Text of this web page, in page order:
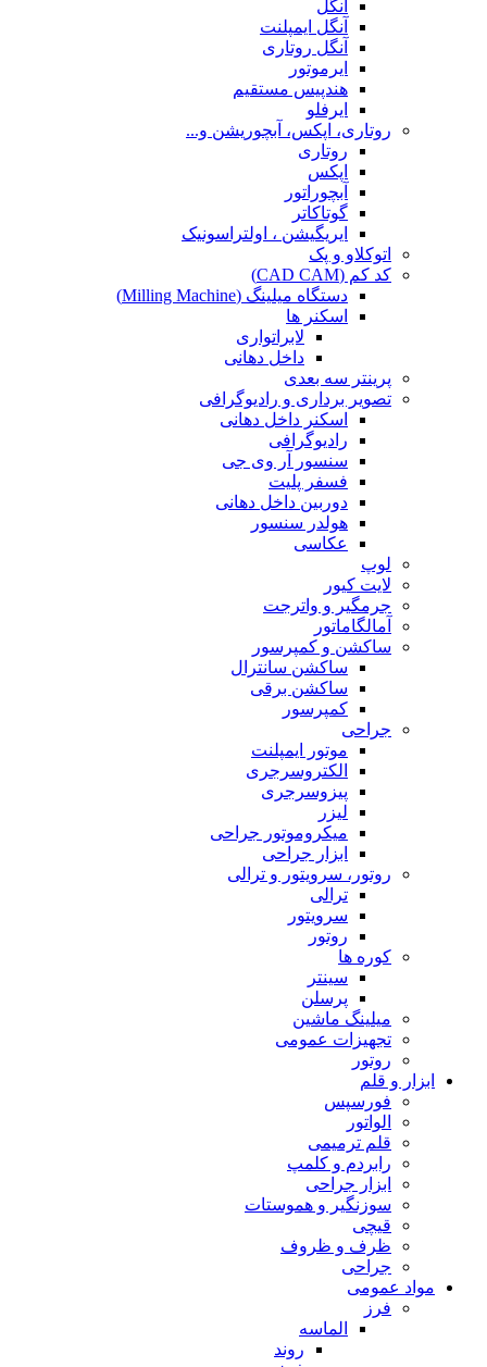
آنگل
آنگل ایمپلنت
آنگل روتاری
ایرموتور
هندپیس مستقیم
ایرفلو
روتاری، اپکس، آبچوریشن و...
روتاری
اپکس
آبچوراتور
گوتاکاتر
ایریگیشن ، اولتراسونیک
اتوکلاو و پک
کد کم (CAD CAM)
دستگاه میلینگ (Milling Machine)
اسکنر ها
لابراتواری
داخل دهانی
پرینتر سه بعدی
تصویر برداری و رادیوگرافی
اسکنر داخل دهانی
رادیوگرافی
سنسور آر وی جی
فسفر پلیت
دوربین داخل دهانی
هولدر سنسور
عکاسی
لوپ
لایت کیور
جرمگیر و واترجت
آمالگاماتور
ساکشن و کمپرسور
ساکشن سانترال
ساکشن برقی
کمپرسور
جراحی
موتور ایمپلنت
الکتروسرجری
پیزوسرجری
لیزر
میکروموتور جراحی
ابزار جراحی
روتور، سرویتور و ترالی
ترالی
سرویتور
روتور
کوره ها
سینتر
پرسلن
میلینگ ماشین
تجهیزات عمومی
روتور
ابزار و قلم
فورسپس
الواتور
قلم ترمیمی
رابردم و کلمپ
ابزار جراحی
سوزنگیر و هموستات
قیچی
ظرف و ظروف
جراحی
مواد عمومی
فرز
الماسه
روند